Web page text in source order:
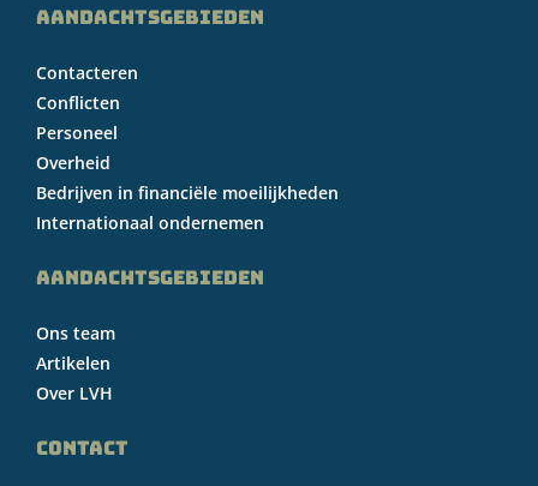
AANDACHTSGEBIEDEN
Contacteren
Conflicten
Personeel
Overheid
Bedrijven in financiële moeilijkheden
Internationaal ondernemen
AANDACHTSGEBIEDEN
Ons team
Artikelen
Over LVH
CONTACT